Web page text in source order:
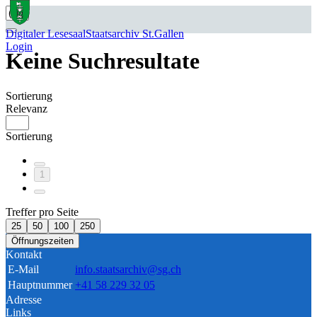
Digitaler LesesaalStaatsarchiv St.Gallen
Login
Keine Suchresultate
Sortierung
Relevanz
Sortierung
1
Treffer pro Seite
25 50 100
250
Öffnungszeiten
Kontakt
E-Mail
info.staatsarchiv@sg.ch
Hauptnummer +41 58 229 32 05
Adresse
Links